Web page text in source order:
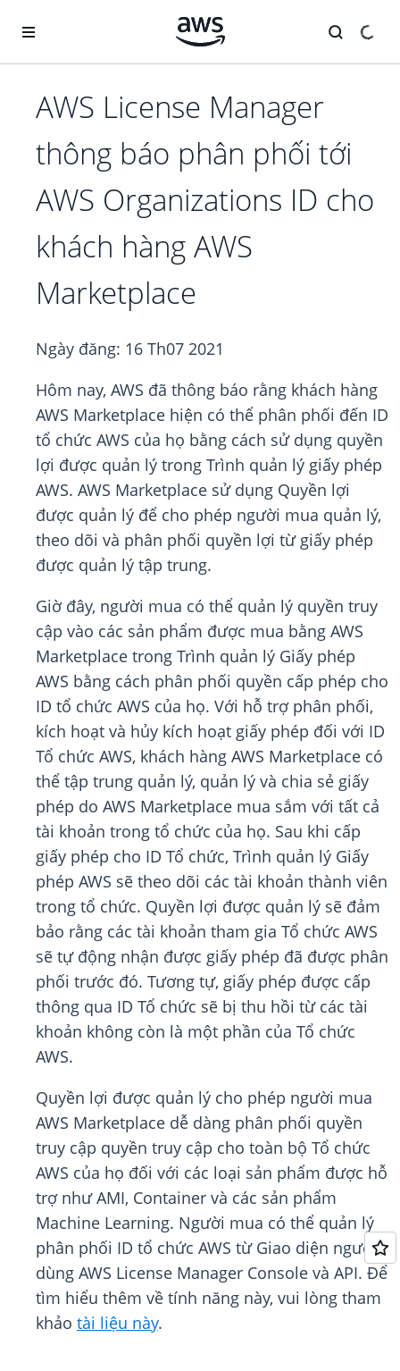
AWS License Manager
thông báo phân phối tới
AWS Organizations ID cho
khách hàng AWS
Marketplace
Ngày đăng: 16 Th07 2021
Hôm nay, AWS đã thông báo rằng khách hàng
AWS Marketplace hiện có thể phân phối đến ID
tổ chức AWS của họ bằng cách sử dụng quyền
lợi được quản lý trong Trình quản lý giấy phép
AWS. AWS Marketplace sử dụng Quyền lợi
được quản lý để cho phép người mua quản lý,
theo dõi và phân phối quyền lợi từ giấy phép
được quản lý tập trung.
Giờ đây, người mua có thể quản lý quyền truy
cập vào các sản phẩm được mua bằng AWS
Marketplace trong Trình quản lý Giấy phép
AWS bằng cách phân phối quyền cấp phép cho
ID tổ chức AWS của họ. Với hỗ trợ phân phối,
kích hoạt và hủy kích hoạt giấy phép đối với ID
Tổ chức AWS, khách hàng AWS Marketplace có
thể tập trung quản lý, quản lý và chia sẻ giấy
phép do AWS Marketplace mua sắm với tất cả
tài khoản trong tổ chức của họ. Sau khi cấp
giấy phép cho ID Tổ chức, Trình quản lý Giấy
phép AWS sẽ theo dõi các tài khoản thành viên
trong tổ chức. Quyền lợi được quản lý sẽ đảm
bảo rằng các tài khoản tham gia Tổ chức AWS
sẽ tự động nhận được giấy phép đã được phân
phối trước đó. Tương tự, giấy phép được cấp
thông qua ID Tổ chức sẽ bị thu hồi từ các tài
khoản không còn là một phần của Tổ chức
AWS.
Quyền lợi được quản lý cho phép người mua
AWS Marketplace dễ dàng phân phối quyền
truy cập quyền truy cập cho toàn bộ Tổ chức
AWS của họ đối với các loại sản phẩm được hỗ
trợ như AMI, Container và các sản phẩm
Machine Learning. Người mua có thể quản lý
phân phối ID tổ chức AWS từ Giao diện người
dùng AWS License Manager Console và API. Để
tìm hiểu thêm về tính năng này, vui lòng tham
khảo tài liệu này.